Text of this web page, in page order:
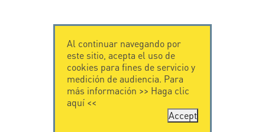
Al continuar navegando por
este sitio, acepta el uso de
cookies para fines de servicio y
medición de audiencia. Para
más información >> Haga clic
aquí<<
Accept